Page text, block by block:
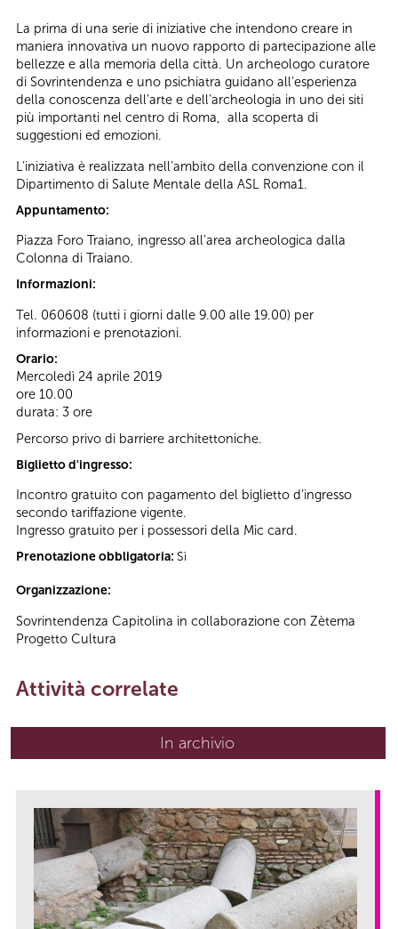
La prima di una serie di iniziative che intendono creare in
maniera innovativa un nuovo rapporto di partecipazione alle
bellezze e alla memoria della città. Un archeologo curatore
di Sovrintendenza e uno psichiatra guidano all’esperienza
della conoscenza dell’arte e dell’archeologia in uno dei siti
più importanti nel centro di Roma, alla scoperta di
suggestioni ed emozioni.
L’iniziativa è realizzata nell’ambito della convenzione con il
Dipartimento di Salute Mentale della ASL Roma1.
Appuntamento:
Piazza Foro Traiano, ingresso all’area archeologica dalla
Colonna di Traiano.
Informazioni:
Tel. 060608 (tutti i giorni dalle 9.00 alle 19.00) per
informazioni e prenotazioni.
Orario:
Mercoledì 24 aprile 2019
ore 10.00
durata: 3 ore
Percorso privo di barriere architettoniche.
Biglietto d'ingresso:
Incontro gratuito con pagamento del biglietto d’ingresso
secondo tariffazione vigente.
Ingresso gratuito per i possessori della Mic card.
Prenotazione obbligatoria: Sì
Organizzazione:
Sovrintendenza Capitolina in collaborazione con Zètema
Progetto Cultura
Attività correlate
In archivio